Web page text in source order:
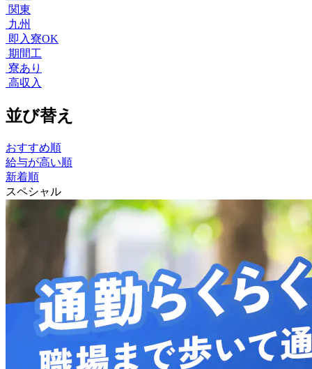
関東
九州
即入寮OK
期間工
寮あり
高収入
並び替え
おすすめ順
給与が高い順
新着順
スペシャル